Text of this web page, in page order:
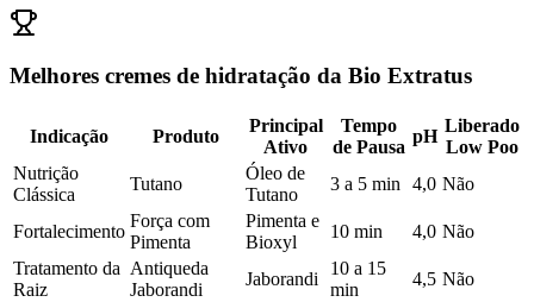
Melhores cremes de hidratação da Bio Extratus
Indicação Produto
Principal
Ativo
Tempo
de Pausa
pH
Liberado
Low Poo
Nutrição
Clássica
Tutano
Óleo de
Tutano
3 a 5 min 4,0 Não
Fortalecimento
Força com
Pimenta
Pimenta e
Bioxyl
10 min 4,0 Não
Tratamento da
Raiz
Antiqueda
Jaborandi
Jaborandi
10 a 15
min
4,5 Não